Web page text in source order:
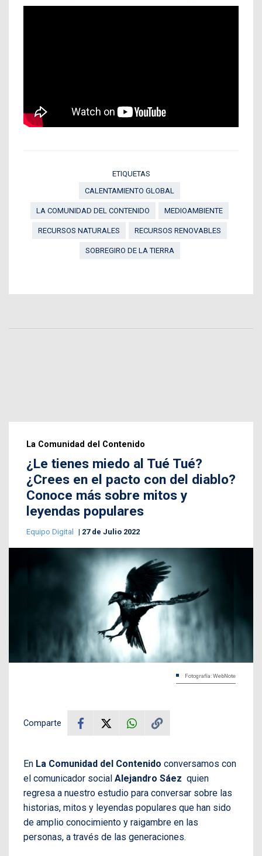
ETIQUETAS
CALENTAMIENTO GLOBAL
LA COMUNIDAD DEL CONTENIDO MEDIOAMBIENTE
RECURSOS NATURALES RECURSOS RENOVABLES
SOBREGIRO DE LA TIERRA
La Comunidad del Contenido
¿Le tienes miedo al Tué Tué?
¿Crees en el pacto con del diablo?
Conoce más sobre mitos y
leyendas populares
Equipo Digital 27 de Julio 2022
Fotografía: WebNote
Comparte
En La Comunidad del Contenido conversamos con
el comunicador social Alejandro Sáez quien
regresa a nuestro estudio para conversar sobre las
historias, mitos y leyendas populares que han sido
de amplio conocimiento y raigambre en las
personas, a través de las generaciones.